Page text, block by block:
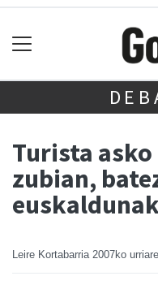
Turista
zubian,
Leire Kortabarria 2007ko